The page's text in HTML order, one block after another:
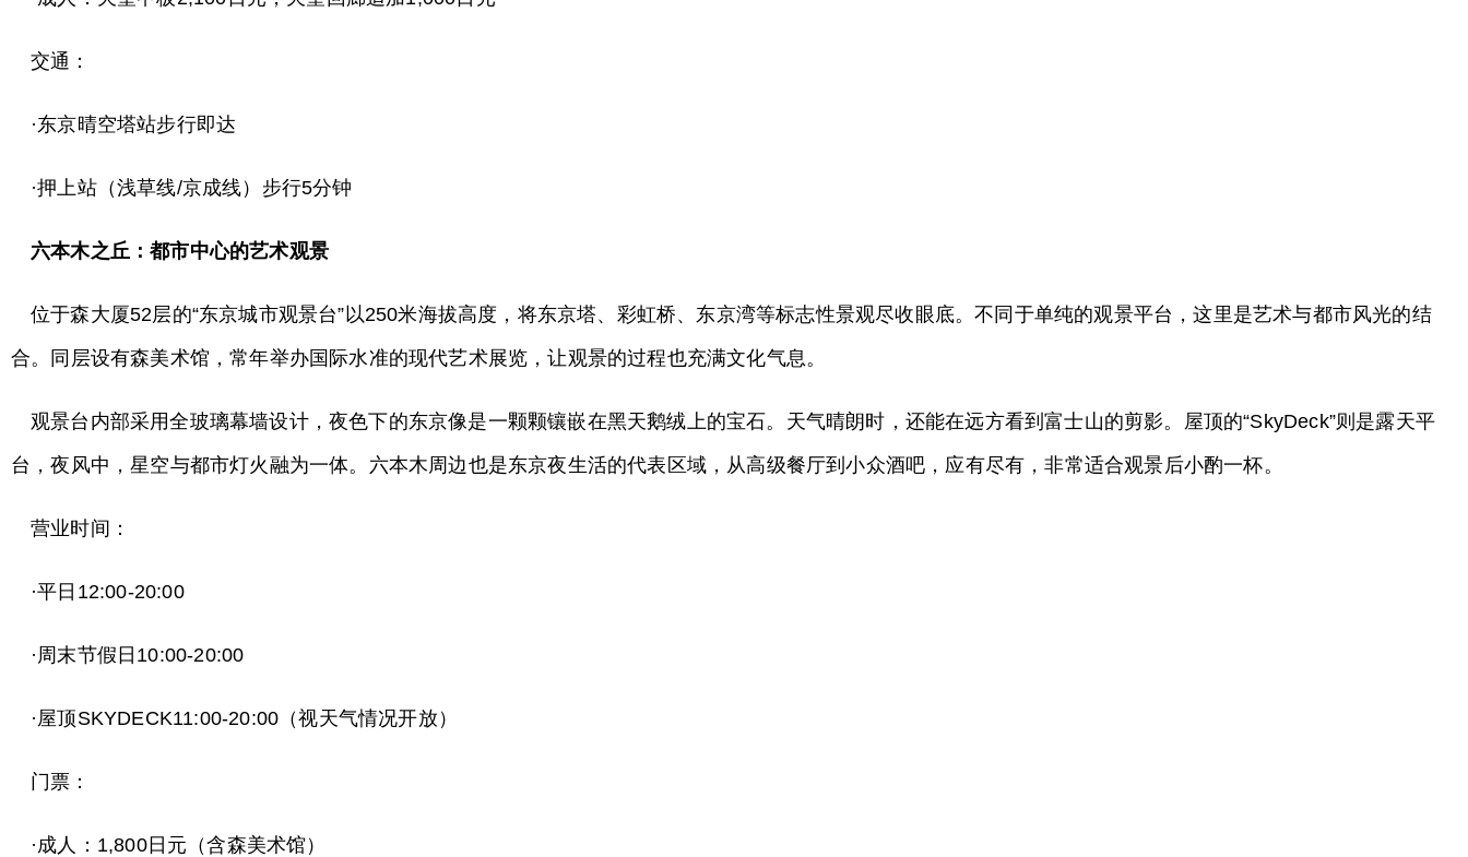
交通：
·东京晴空塔站步行即达
·押上站（浅草线/京成线）步行5分钟
六本木之丘：都市中心的艺术观景
位于森大厦52层的“东京城市观景台”以250米海拔高度，将东京塔、彩虹桥、东京湾等标志性景观尽收眼底。不同于单纯的观景平台，这里是艺术与都市风光的结
合。同层设有森美术馆，常年举办国际水准的现代艺术展览，让观景的过程也充满文化气息。
观景台内部采用全玻璃幕墙设计，夜色下的东京像是一颗颗镶嵌在黑天鹅绒上的宝石。天气晴朗时，还能在远方看到富士山的剪影。屋顶的“SkyDeck”则是露天平
台，夜风中，星空与都市灯火融为一体。六本木周边也是东京夜生活的代表区域，从高级餐厅到小众酒吧，应有尽有，非常适合观景后小酌一杯。
营业时间：
·平日12:00-20:00
·周末节假日10:00-20:00
·屋顶SKYDECK11:00-20:00（视天气情况开放）
门票：
·成人：1,800日元（含森美术馆）